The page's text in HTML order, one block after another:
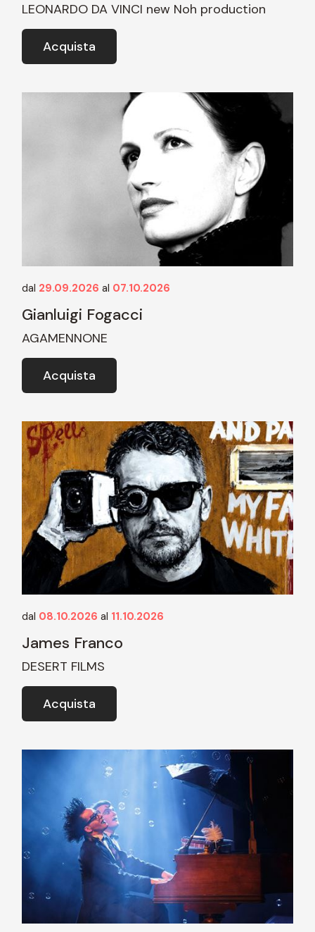
LEONARDO DA VINCI new Noh production
Acquista
dal 29.09.2026 al 07.10.2026
Gianluigi Fogacci
AGAMENNONE
Acquista
dal 08.10.2026 al 11.10.2026
James Franco
DESERT FILMS
Acquista